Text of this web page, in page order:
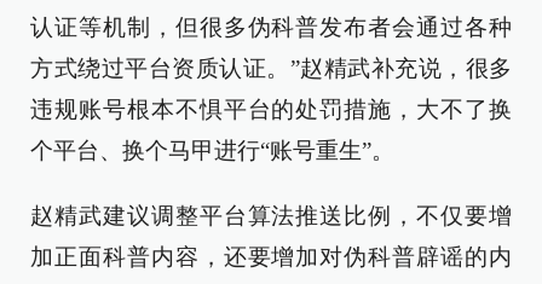
认证等机制，但很多伪科普发布者会通过各种
方式绕过平台资质认证。”赵精武补充说，很多
违规账号根本不惧平台的处罚措施，大不了换
个平台、换个马甲进行“账号重生”。
赵精武建议调整平台算法推送比例，不仅要增
加正面科普内容，还要增加对伪科普辟谣的内